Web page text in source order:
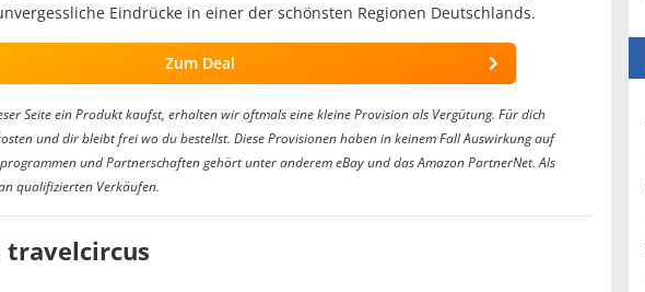
Eindrücke in einer der schönsten Regionen Deutschlands.
Zum Deal
Seite ein Produkt kaufst, erhalten wir oftmals eine kleine Provision als Vergütung. Für dich
und dir bleibt frei wo du bestellst. Diese Provisionen haben in keinem Fall Auswirkung auf
und Partnerschaften gehört unter anderem eBay und das Amazon PartnerNet. Als
qualifizierten Verkäufen.
travelcircus